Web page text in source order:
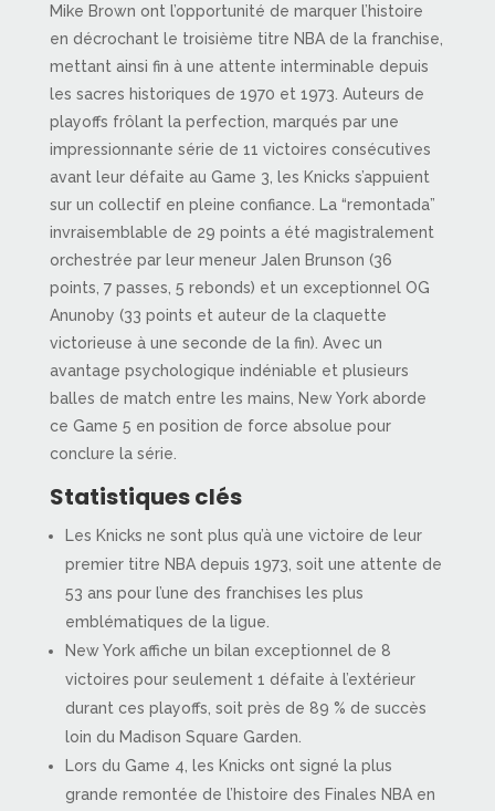
Mike Brown ont l’opportunité de marquer l’histoire
en décrochant le troisième titre NBA de la franchise,
mettant ainsi fin à une attente interminable depuis
les sacres historiques de 1970 et 1973. Auteurs de
playoffs frôlant la perfection, marqués par une
impressionnante série de 11 victoires consécutives
avant leur défaite au Game 3, les Knicks s’appuient
sur un collectif en pleine confiance. La “remontada”
invraisemblable de 29 points a été magistralement
orchestrée par leur meneur Jalen Brunson (36
points, 7 passes, 5 rebonds) et un exceptionnel OG
Anunoby (33 points et auteur de la claquette
victorieuse à une seconde de la fin). Avec un
avantage psychologique indéniable et plusieurs
balles de match entre les mains, New York aborde
ce Game 5 en position de force absolue pour
conclure la série.
Statistiques clés
Les Knicks ne sont plus qu’à une victoire de leur
premier titre NBA depuis 1973, soit une attente de
53 ans pour l’une des franchises les plus
emblématiques de la ligue.
New York affiche un bilan exceptionnel de 8
victoires pour seulement 1 défaite à l’extérieur
durant ces playoffs, soit près de 89 % de succès
loin du Madison Square Garden.
Lors du Game 4, les Knicks ont signé la plus
grande remontée de l’histoire des Finales NBA en